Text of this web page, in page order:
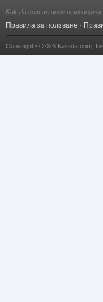
Kak-da.com не носи
Правила за ползване ·
Copyright © 2026 Kak-da.com